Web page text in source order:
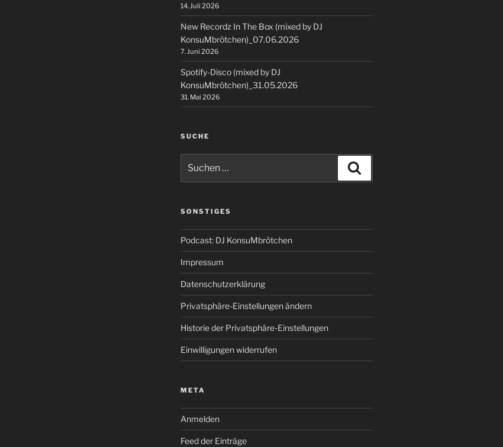
14. Juli 2026
New Recordz In The Box (mixed by DJ
KonsuMbrötchen)_07.06.2026
7. Juni 2026
Spotify-Disco (mixed by DJ
KonsuMbrötchen)_31.05.2026
31. Mai 2026
SUCHE
nach:
SONSTIGES
Podcast: DJ KonsuMbrötchen
Impressum
Datenschutzerklärung
Privatsphäre-Einstellungen ändern
Historie der Privatsphäre-Einstellungen
Einwilligungen widerrufen
META
Anmelden
Feed der Einträge